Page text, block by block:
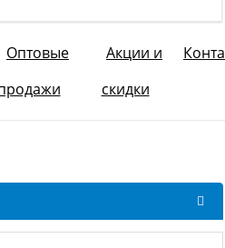
Оптовые
Акции и
скидки